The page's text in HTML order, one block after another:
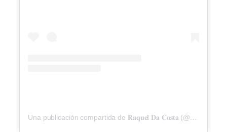
Una publicación compartida de 𝐑𝐚𝐪𝐮𝐞𝐥 𝐃𝐚 𝐂𝐨𝐬𝐭𝐚 (@ra.dacosta)